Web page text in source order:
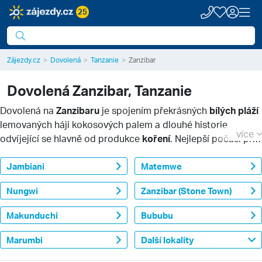
25
Zájezdy.cz Dovolená Tanzanie Zanzibar
DovolenáZanzibar, Tanzanie
Dovolená na Zanzibaru je spojením překrásných bílých pláží
lemovaných háji kokosových palem a dlouhé historie
odvíjející se hlavně od produkce koření. Nejlepší počasí pro
dovolenou zde ale můžete zažít počas celého roku. Ostrov je
opravdovým tropickým rájem v Indickém oceánu.
Více informací
více
Jambiani Matemwe
Nungwi Zanzibar (Stone Town)
Makunduchi Bububu
Marumbi Další lokality